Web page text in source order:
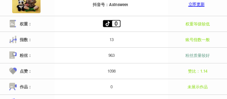
抖音号：Axinsweet
立即更新
权重： 权重等级较低
指数： 13 账号指数一般
粉丝： 963 粉丝质量较好
点赞： 1098 赞比：1.14
作品： 0 未展示作品